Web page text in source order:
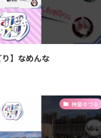
り】なめんな
神童ゆづる